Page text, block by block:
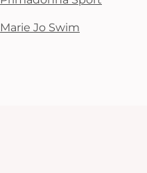
Marie Jo Swim